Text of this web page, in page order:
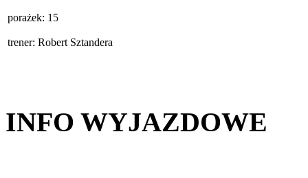
porażek: 15
trener: Robert Sztandera
INFO WYJAZDOWE